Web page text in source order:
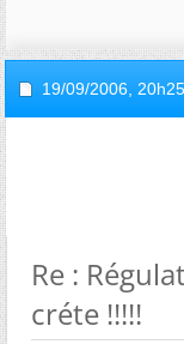
19/09/2006, 20h25
Re :
créte !!!!!